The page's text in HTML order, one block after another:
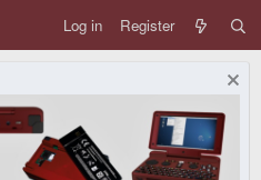
Log in Register